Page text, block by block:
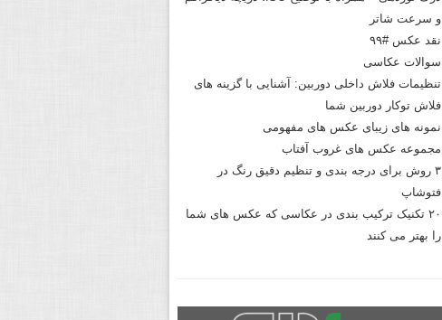
و سرعت شاتر
نقد عکس #۹۹
سوالات عکاسی
تنظیمات فلاش داخلی دوربین: آشنایی با گزینه های
فلاش توکار دوربین شما
نمونه های زیبای عکس های مفهومی
مجموعه عکس های غروب آفتاب
۳ روش برای درجه بندی و تنظیم دقیق رنگ در
فتوشاپ
۲۰ تکنیک ترکیب بندی در عکاسی که عکس های شما
را بهتر می کنند